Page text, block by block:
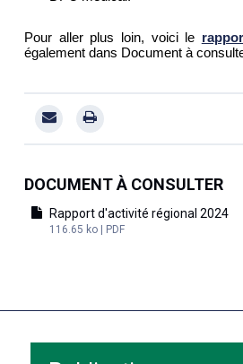
Pour aller plus loin, voici le
également dans Document à
DOCUMENT À CONSULTER
Rapport d'activité régional 2024
116.65 ko | PDF